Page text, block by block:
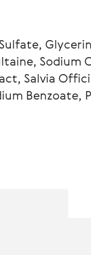
Sodium
Salvia
Benzoate,